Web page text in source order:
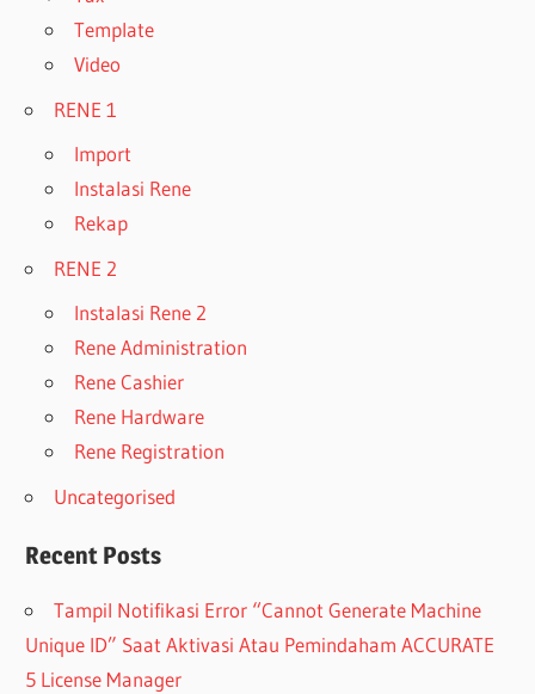
Template
Video
RENE 1
Import
Instalasi Rene
Rekap
RENE 2
Instalasi Rene 2
Rene Administration
Rene Cashier
Rene Hardware
Rene Registration
Uncategorised
Recent Posts
Tampil Notifikasi Error “Cannot Generate Machine
Unique ID” Saat Aktivasi Atau Pemindaham ACCURATE
5 License Manager